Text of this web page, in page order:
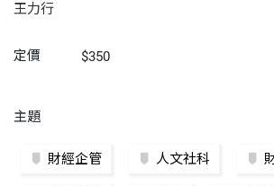
王力行
定價 $350
主題
財經企管 人文社科